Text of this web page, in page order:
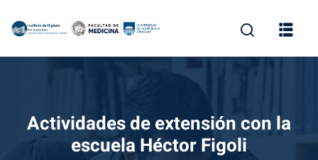
Actividades de extensión con la
escuela Héctor Figoli